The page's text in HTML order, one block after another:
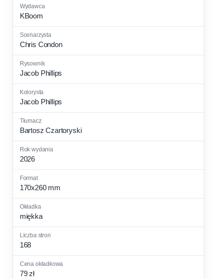
KBoom
Chris Condon
Jacob Phillips
Jacob Phillips
Bartosz Czartoryski
2026
170x260 mm
miękka
168
79 zł